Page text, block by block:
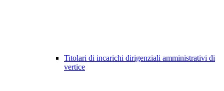
Titolari di incarichi dirigenziali amministrativi di
vertice